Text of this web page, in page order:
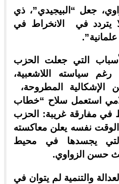
جعل “البيجيدي”، ذي
يتردد في الانخراط في
التي جعلت الحزب
رغم سياسته اللاشعبية،
الإشكالية المطروحة،
استعمل سلاح “خطاب
في مفارقة غريبة: الحزب
نفسه يعلن معاكسته
التي يجسدها في محيط
حسن الزواوي.
والتنمية لم يتوان في